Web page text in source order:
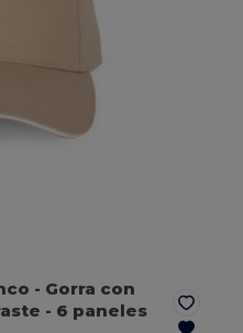
- Gorra con
- 6 paneles